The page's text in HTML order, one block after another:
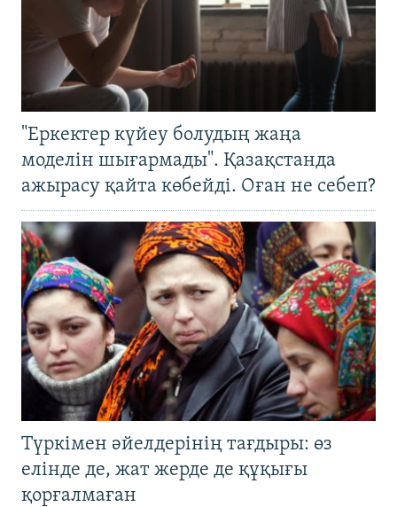
"Еркектер күйеу болудың жаңа
моделін шығармады". Қазақстанда
ажырасу қайта көбейді. Оған не себеп?
Түркімен әйелдерінің тағдыры: өз
елінде де, жат жерде де құқығы
қорғалмаған